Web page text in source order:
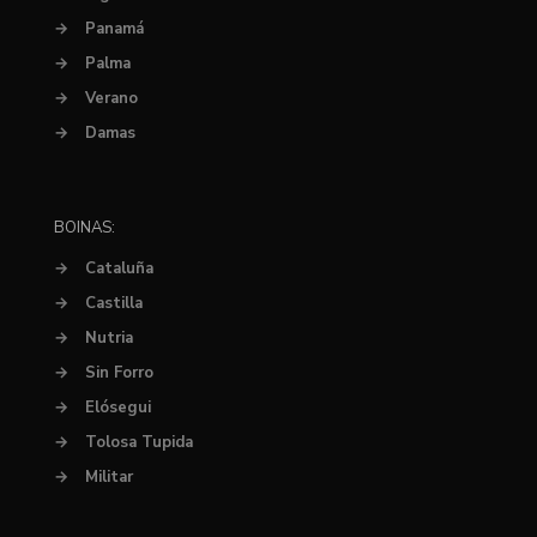
→
Panamá
→
Palma
→
Verano
→
Damas
BOINAS:
→
Cataluña
→
Castilla
→
Nutria
→
Sin Forro
→
Elósegui
→
Tolosa Tupida
→
Militar